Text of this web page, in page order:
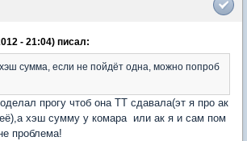
- 21:04) писал:
сумма, если не пойдёт одна, можно попроб
прогу чтоб она ТТ сдавала(эт я про ак
её),а хэш сумму у комара или ак я и сам пом
проблема!